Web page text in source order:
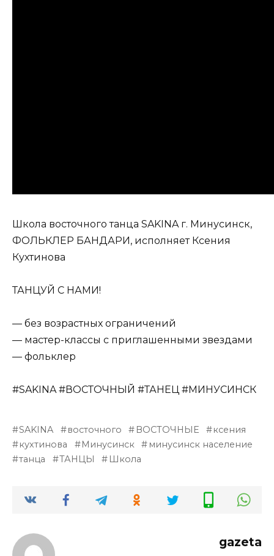
Школа восточного танца SAKINA г. Минусинск,
ФОЛЬКЛЕР БАНДАРИ, исполняет Ксения
Кухтинова
ТАНЦУЙ С НАМИ!
— без возрастных ограничений
— мастер-классы с приглашенными звездами
— фольклер
#SAKINA #ВОСТОЧНЫЙ #ТАНЕЦ #МИНУСИНСК
SAKINA восточного ВОСТОЧНЫЕ
ксения
кухтинова
Минусинск
минусинск население
танца
ТАНЦЫ Школа
gazeta